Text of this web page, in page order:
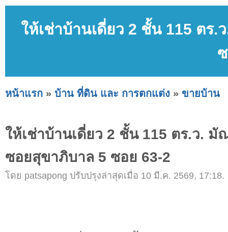
ให้เช่าบ้านเดี่ยว 2 ชั้น 115 ต
หน้าแรก » บ้าน ที่ดิน และ การตกแต่ง » ขายบ้าน
ให้เช่าบ้านเดี่ยว 2 ชั้น 115 ตร.ว.
ซอยสุขาภิบาล 5 ซอย 63-2
โดย patsapong ปรับปรุงล่าสุดเมื่อ 10 มี.ค. 2569, 17:18.